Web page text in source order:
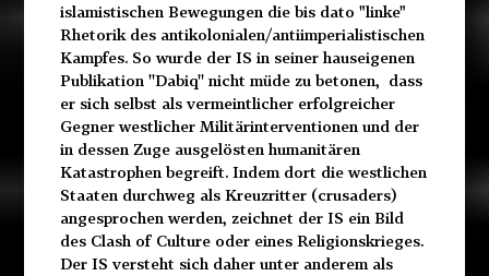
islamistischen Bewegungen die bis dato "linke"
Rhetorik des antikolonialen/antiimperialistischen
Kampfes. So wurde der IS in seiner hauseigenen
Publikation ''Dabiq'' nicht müde zu betonen, dass
er sich selbst als vermeintlicher erfolgreicher
Gegner westlicher Militärinterventionen und der
in dessen Zuge ausgelösten humanitären
Katastrophen begreift. Indem dort die westlichen
Staaten durchweg als Kreuzritter (crusaders)
angesprochen werden, zeichnet der IS ein Bild
des Clash of Culture oder eines Religionskrieges.
Der IS versteht sich daher unter anderem als